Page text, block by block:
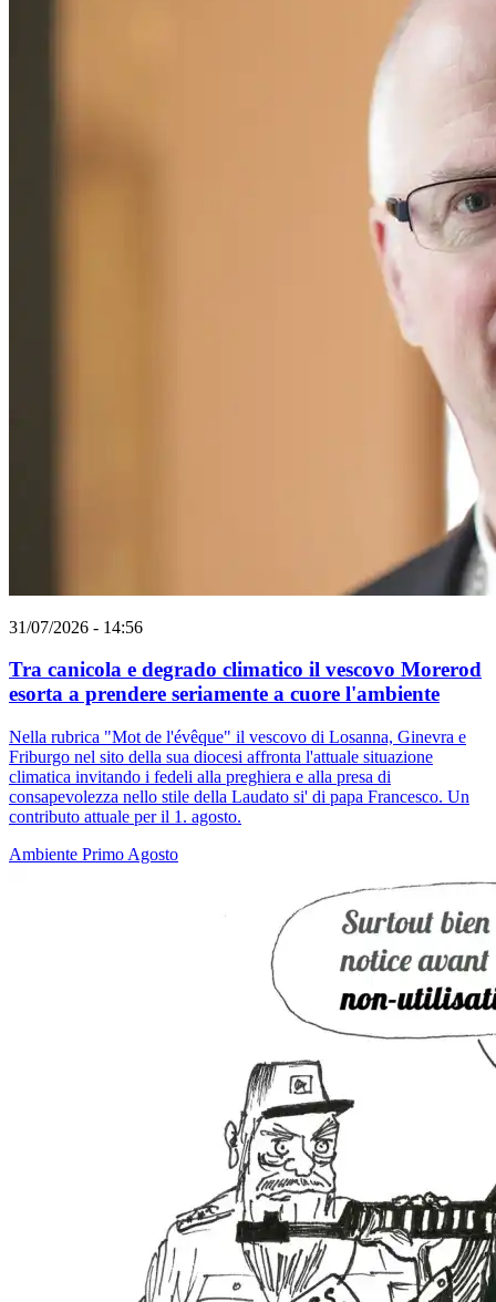
31/07/2026 - 14:56
Tra canicola e degrado climatico il vescovo Morerod
esorta a prendere seriamente a cuore l'ambiente
Nella rubrica "Mot de l'évêque" il vescovo di Losanna, Ginevra e
Friburgo nel sito della sua diocesi affronta l'attuale situazione
climatica invitando i fedeli alla preghiera e alla presa di
consapevolezza nello stile della Laudato si' di papa Francesco. Un
contributo attuale per il 1. agosto.
Ambiente Primo Agosto